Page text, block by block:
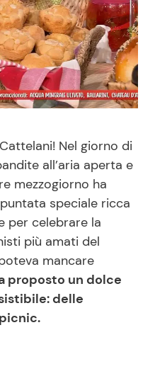
Cucina e Ricette
Consigli di Cucina
Dolci
Le Ricette in TV
Primi Piatti
Ricette Facili e Veloci
Ricette Feste
Nel giorno di
all’aria aperta e
mezzogiorno ha
speciale ricca
per celebrare la
più amati del
mancare
proposto un dolce
delle